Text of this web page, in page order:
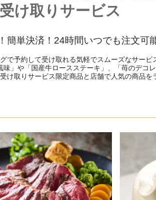
け取りサービス
簡単決済！ 24時間いつでも注文可
で予約して受け取れる気軽でスムーズなサービ
味」や「国産牛ロースステーキ」、「苺のデコ
け取りサービス限定商品と店舗で人気の商品を